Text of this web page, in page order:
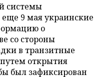
системы
9 мая украинские
о
со стороны
в транзитные
открытия
был зафиксирован